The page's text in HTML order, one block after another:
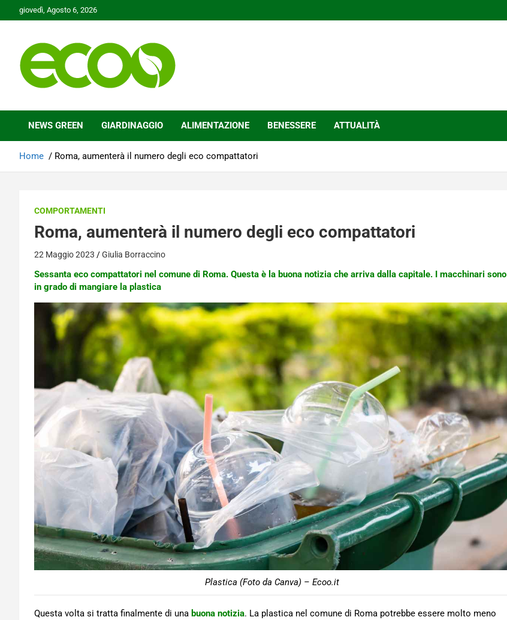
to
giovedì, Agosto 6, 2026
Ecoo.it
NEWS GREEN GIARDINAGGIO ALIMENTAZIONE BENESSERE ATTUALITÀ
Home Roma, aumenterà il numero degli eco compattatori
COMPORTAMENTI
Roma, aumenterà il numero degli eco compattatori
22 Maggio 2023 Giulia Borraccino
Sessanta eco compattatori nel comune di Roma. Questa è la buona notizia che arriva dalla capitale. I macchinari sono
in grado di mangiare la plastica
Plastica (Foto da Canva) – Ecoo.it
Questa volta si tratta finalmente di una buona notizia. La plastica nel comune di Roma potrebbe essere molto meno